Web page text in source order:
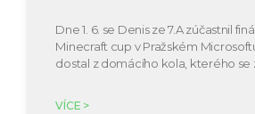
Dne 1. 6. se Denis ze 7.A zúčastnil
Minecraft cup v Pražském
dostal z domácího kola, kterého se
VÍCE >